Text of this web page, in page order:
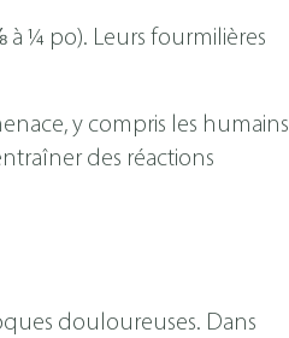
¼ po). Leurs fourmilières
y compris les humains
des réactions
douloureuses. Dans